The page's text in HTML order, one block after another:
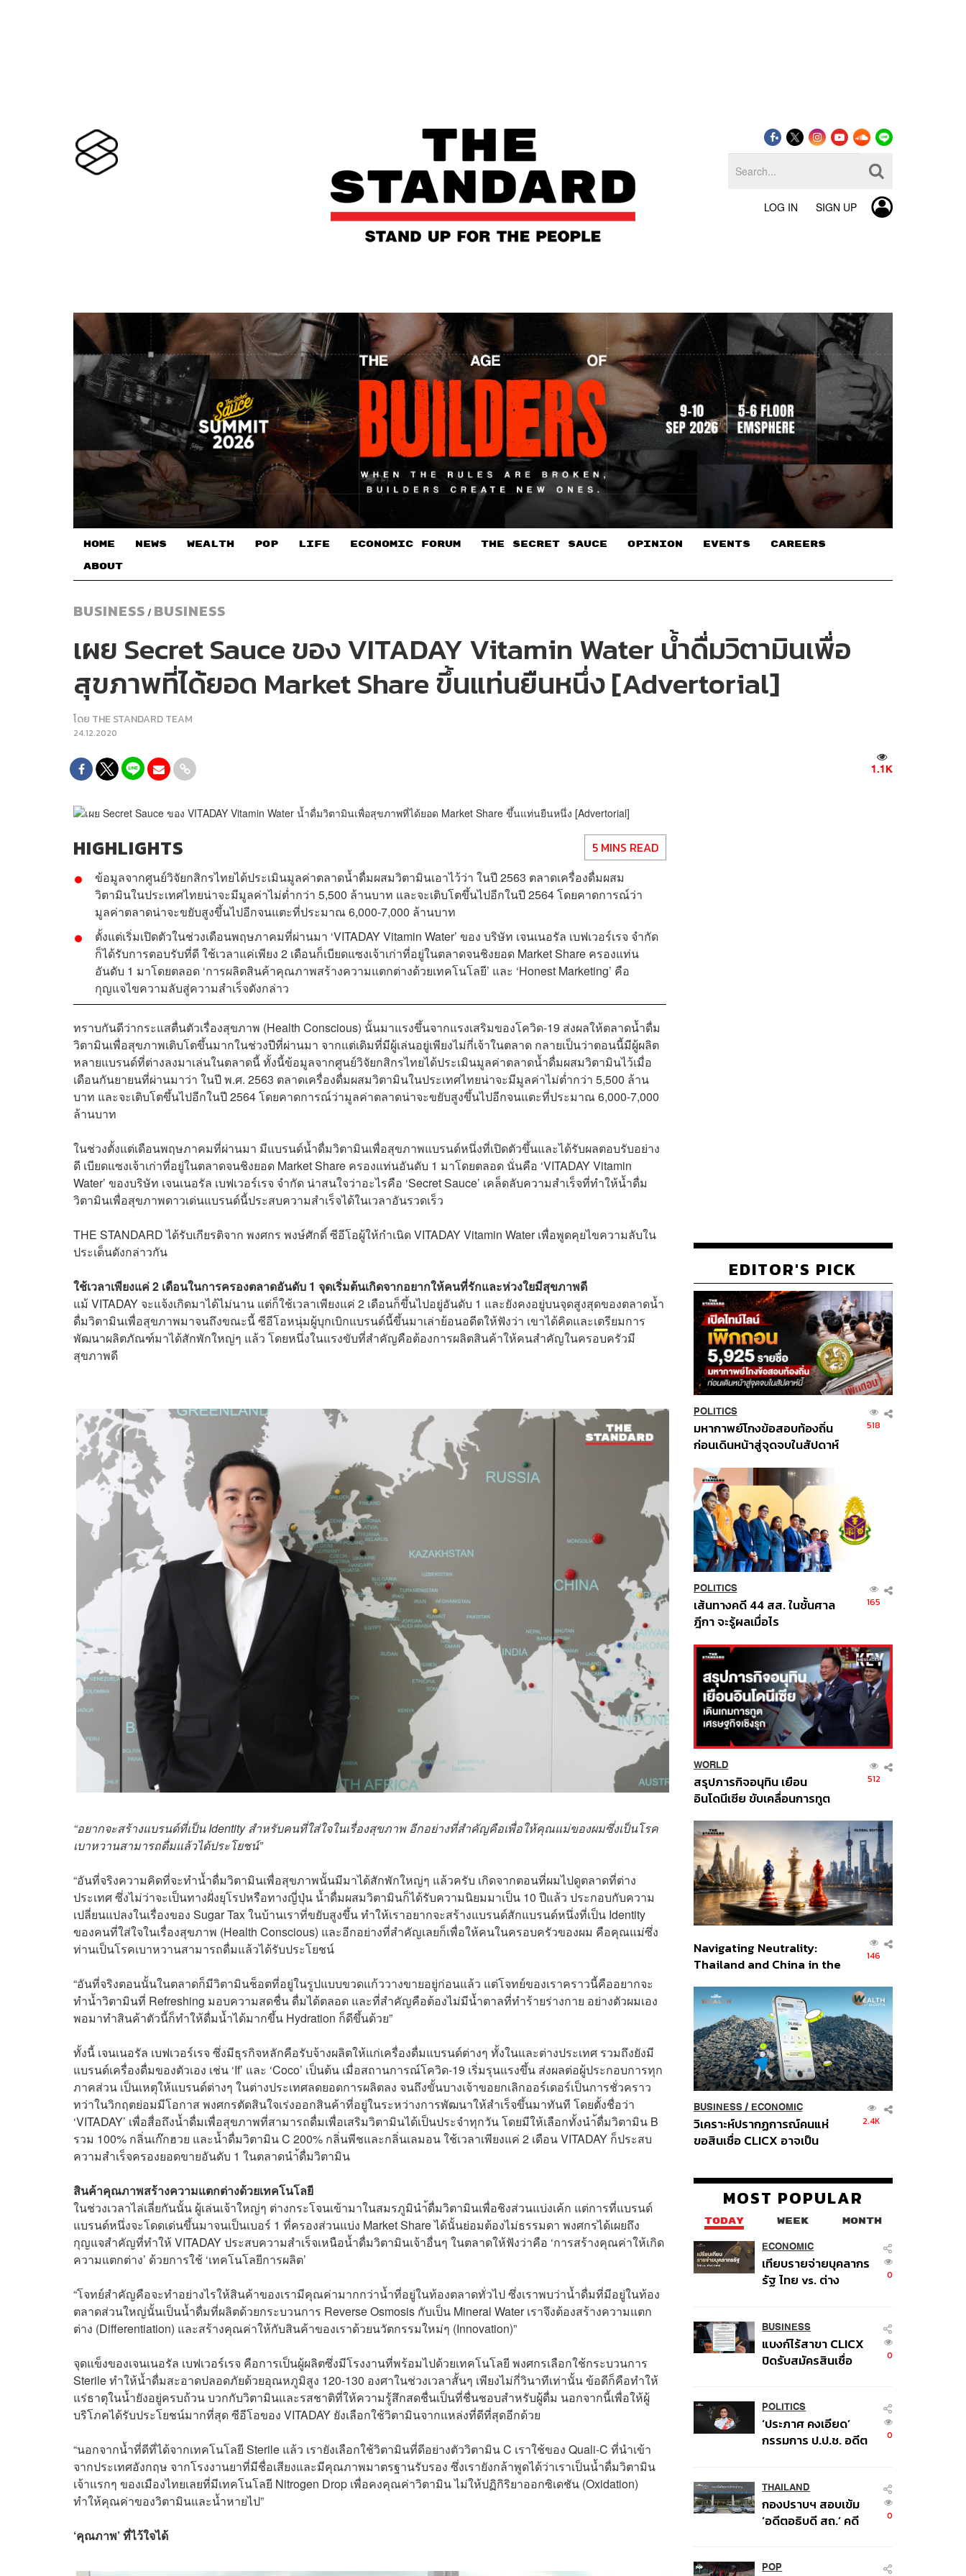
LOG IN SIGN UP
HOME NEWS WEALTH POP LIFE ECONOMIC FORUM THE SECRET SAUCE​ OPINION EVENTS CAREERS
ABOUT
BUSINESS / BUSINESS
เผย Secret Sauce ของ VITADAY Vitamin Water น้ำดื่มวิตามินเพื่อ
สุขภาพที่ได้ยอด Market Share ขึ้นแท่นยืนหนึ่ง [Advertorial]
โดย THE STANDARD TEAM
24.12.2020
1.1K
HIGHLIGHTS 5 MINS READ
ข้อมูลจากศูนย์วิจัยกสิกรไทยได้ประเมินมูลค่าตลาดน้ำดื่มผสมวิตามินเอาไว้ว่า ในปี 2563 ตลาดเครื่องดื่มผสม
วิตามินในประเทศไทยน่าจะมีมูลค่าไม่ต่ำกว่า 5,500 ล้านบาท และจะเติบโตขึ้นไปอีกในปี 2564 โดยคาดการณ์ว่า
มูลค่าตลาดน่าจะขยับสูงขึ้นไปอีกจนแตะที่ประมาณ 6,000-7,000 ล้านบาท
ตั้งแต่เริ่มเปิดตัวในช่วงเดือนพฤษภาคมที่ผ่านมา ‘VITADAY Vitamin Water’ ของ บริษัท เจนเนอรัล เบฟเวอร์เรจ จำกัด
ก็ได้รับการตอบรับที่ดี ใช้เวลาแค่เพียง 2 เดือนก็เบียดแซงเจ้าเก่าที่อยู่ในตลาดจนชิงยอด Market Share ครองแท่น
อันดับ 1 มาโดยตลอด ‘การผลิตสินค้าคุณภาพสร้างความแตกต่างด้วยเทคโนโลยี’ และ ‘Honest Marketing’ คือ
กุญแจไขความลับสู่ความสำเร็จดังกล่าว
ทราบกันดีว่ากระแสตื่นตัวเรื่องสุขภาพ (Health Conscious) นั้นมาแรงขึ้นจากแรงเสริมของโควิด-19 ส่งผลให้ตลาดน้ำดื่ม
วิตามินเพื่อสุขภาพเติบโตขึ้นมากในช่วงปีที่ผ่านมา จากแต่เดิมที่มีผู้เล่นอยู่เพียงไม่กี่เจ้าในตลาด กลายเป็นว่าตอนนี้มีผู้ผลิต
หลายแบรนด์ที่ต่างลงมาเล่นในตลาดนี้ ทั้งนี้ข้อมูลจากศูนย์วิจัยกสิกรไทยได้ประเมินมูลค่าตลาดน้ำดื่มผสมวิตามินไว้เมื่อ
เดือนกันยายนที่ผ่านมาว่า ในปี พ.ศ. 2563 ตลาดเครื่องดื่มผสมวิตามินในประเทศไทยน่าจะมีมูลค่าไม่ต่ำกว่า 5,500 ล้าน
บาท และจะเติบโตขึ้นไปอีกในปี 2564 โดยคาดการณ์ว่ามูลค่าตลาดน่าจะขยับสูงขึ้นไปอีกจนแตะที่ประมาณ 6,000-7,000
ล้านบาท
ในช่วงตั้งแต่เดือนพฤษภาคมที่ผ่านมา มีแบรนด์น้ำดื่มวิตามินเพื่อสุขภาพแบรนด์หนึ่งที่เปิดตัวขึ้นและได้รับผลตอบรับอย่าง
ดี เบียดแซงเจ้าเก่าที่อยู่ในตลาดจนชิงยอด Market Share ครองแท่นอันดับ 1 มาโดยตลอด นั่นคือ ‘VITADAY Vitamin
Water’ ของบริษัท เจนเนอรัล เบฟเวอร์เรจ จำกัด น่าสนใจว่าอะไรคือ ‘Secret Sauce’ เคล็ดลับความสำเร็จที่ทำให้น้ำดื่ม
วิตามินเพื่อสุขภาพดาวเด่นแบรนด์นี้ประสบความสำเร็จได้ในเวลาอันรวดเร็ว
THE STANDARD ได้รับเกียรติจาก พงศกร พงษ์ศักดิ์ ซีอีโอผู้ให้กำเนิด VITADAY Vitamin Water เพื่อพูดคุยไขความลับใน
ประเด็นดังกล่าวกัน
ใช้เวลาเพียงแค่ 2 เดือนในการครองตลาดอันดับ 1 จุดเริ่มต้นเกิดจากอยากให้คนที่รักและห่วงใยมีสุขภาพดี
แม้VITADAY จะแจ้งเกิดมาได้ไม่นาน แต่ก็ใช้เวลาเพียงแค่ 2 เดือนก็ขึ้นไปอยู่อันดับ 1 และยังคงอยู่บนจุดสูงสุดของตลาดน้ำ
ดื่มวิตามินเพื่อสุขภาพมาจนถึงขณะนี้ ซีอีโอหนุ่มผู้บุกเบิกแบรนด์นี้ขึ้นมาเล่าย้อนอดีตให้ฟังว่า เขาได้คิดและเตรียมการ
พัฒนาผลิตภัณฑ์มาได้สักพักใหญ่ๆ แล้ว โดยหนึ่งในแรงขับที่สำคัญคือต้องการผลิตสินค้าให้คนสำคัญในครอบครัวมี
สุขภาพดี
“อยากจะสร้างแบรนด์ที่เป็น Identity สำหรับคนที่ใส่ใจในเรื่องสุขภาพ อีกอย่างที่สำคัญคือเพื่อให้คุณแม่ของผมซึ่งเป็นโรค
เบาหวานสามารถดื่มแล้วได้ประโยชน์”
“อันที่จริงความคิดที่จะทำน้ำดื่มวิตามินเพื่อสุขภาพนั้นมีมาได้สักพักใหญ่ๆ แล้วครับ เกิดจากตอนที่ผมไปดูตลาดที่ต่าง
ประเทศ ซึ่งไม่ว่าจะเป็นทางฝั่งยุโรปหรือทางญี่ปุ่น น้ำดื่มผสมวิตามินก็ได้รับความนิยมมาเป็น 10 ปีแล้ว ประกอบกับความ
เปลี่ยนแปลงในเรื่องของ Sugar Tax ในบ้านเราที่ขยับสูงขึ้น ทำให้เราอยากจะสร้างแบรนด์สักแบรนด์หนึ่งที่เป็น Identity
ของคนที่ใส่ใจในเรื่องสุขภาพ (Health Conscious) และอีกอย่างที่สำคัญเลยก็เพื่อให้คนในครอบครัวของผม คือคุณแม่ซึ่ง
ท่านเป็นโรคเบาหวานสามารถดื่มแล้วได้รับประโยชน์
“อันที่จริงตอนนั้นในตลาดก็มีวิตามินช็อตที่อยู่ในรูปแบบขวดแก้ววางขายอยู่ก่อนแล้ว แต่โจทย์ของเราคราวนี้คืออยากจะ
ทำน้ำวิตามินที่ Refreshing มอบความสดชื่น ดื่มได้ตลอด และที่สำคัญคือต้องไม่มีน้ำตาลที่ทำร้ายร่างกาย อย่างตัวผมเอง
พอมาทำสินค้าตัวนี้ก็ทำให้ดื่มน้ำได้มากขึ้น Hydration ก็ดีขึ้นด้วย”
ทั้งนี้ เจนเนอรัล เบฟเวอร์เรจ ซึ่งมีธุรกิจหลักคือรับจ้างผลิตให้แก่เครื่องดื่มแบรนด์ต่างๆ ทั้งในและต่างประเทศ รวมถึงยังมี
แบรนด์เครื่องดื่มของตัวเอง เช่น ‘If’ และ ‘Coco’ เป็นต้น เมื่อสถานการณ์โควิด-19 เริ่มรุนแรงขึ้น ส่งผลต่อผู้ประกอบการทุก
ภาคส่วน เป็นเหตุให้แบรนด์ต่างๆ ในต่างประเทศลดยอดการผลิตลง จนถึงขั้นบางเจ้าขอยกเลิกออร์เดอร์เป็นการชั่วคราว
ทว่าในวิกฤตย่อมมีโอกาส พงศกรตัดสินใจเร่งออกสินค้าที่อยู่ในระหว่างการพัฒนาให้สำเร็จขึ้นมาทันที โดยตั้งชื่อว่า
‘VITADAY’ เพื่อสื่อถึงน้ำดื่มเพื่อสุขภาพที่สามารถดื่มเพื่อเสริมวิตามินได้เป็นประจำทุกวัน โดยมีให้เลือกทั้งนำ้ดื่มวิตามิน B
รวม 100% กลิ่นเก๊กฮวย และน้ำดื่มวิตามิน C 200% กลิ่นพีชและกลิ่นเลมอน ใช้เวลาเพียงแค่ 2 เดือน VITADAY ก็ประสบ
ความสำเร็จครองยอดขายอันดับ 1 ในตลาดนำ้ดื่มวิตามิน
สินค้าคุณภาพสร้างความแตกต่างด้วยเทคโนโลยี
ในช่วงเวลาไล่เลี่ยกันนั้น ผู้เล่นเจ้าใหญ่ๆ ต่างกระโจนเข้ามาในสมรภูมินำ้ดื่มวิตามินเพื่อชิงส่วนแบ่งเค้ก แต่การที่แบรนด์
แบรนด์หนึ่งจะโดดเด่นขึ้นมาจนเป็นเบอร์ 1 ที่ครองส่วนแบ่ง Market Share ได้นั้นย่อมต้องไม่ธรรมดา พงศกรได้เผยถึง
กุญแจสำคัญที่ทำให้ VITADAY ประสบความสำเร็จเหนือน้ำดื่มวิตามินเจ้าอื่นๆ ในตลาดให้ฟังว่าคือ ‘การสร้างคุณค่าให้เกิด
ความแตกต่าง’ ด้วยการใช้ ‘เทคโนโลยีการผลิต’
“โจทย์สำคัญคือจะทำอย่างไรให้สินค้าของเรามีคุณค่ามากกว่าน้ำที่อยู่ในท้องตลาดทั่วไป ซึ่งเราพบว่าน้ำดื่มที่มีอยู่ในท้อง
ตลาดส่วนใหญ่นั้นเป็นน้ำดื่มที่ผลิตด้วยกระบวนการ Reverse Osmosis กับเป็น Mineral Water เราจึงต้องสร้างความแตก
ต่าง (Differentiation) และสร้างคุณค่าให้กับสินค้าของเราด้วยนวัตกรรมใหม่ๆ (Innovation)”
จุดแข็งของเจนเนอรัล เบฟเวอร์เรจ คือการเป็นผู้ผลิตซึ่งมีโรงงานที่พร้อมไปด้วยเทคโนโลยี พงศกรเลือกใช้กระบวนการ
Sterile ทำให้น้ำดื่มสะอาดปลอดภัยด้วยอุณหภูมิสูง 120-130 องศาในช่วงเวลาสั้นๆ เพียงไม่กี่วินาทีเท่านั้น ข้อดีก็คือทำให้
แร่ธาตุในน้ำยังอยู่ครบถ้วน บวกกับวิตามินและรสชาติที่ให้ความรู้สึกสดชื่นเป็นที่ชื่นชอบสำหรับผู้ดื่ม นอกจากนี้เพื่อให้ผู้
บริโภคได้รับประโยชน์มากที่สุด ซีอีโอของ VITADAY ยังเลือกใช้วิตามินจากแหล่งที่ดีที่สุดอีกด้วย
“นอกจากน้ำที่ดีที่ได้จากเทคโนโลยี Sterile แล้ว เรายังเลือกใช้วิตามินที่ดีอย่างตัววิตามิน C เราใช้ของ Quali-C ที่นำเข้า
จากประเทศอังกฤษ จากโรงงานยาที่มีชื่อเสียงและมีคุณภาพมาตรฐานรับรอง ซึ่งเรายังกล้าพูดได้ว่าเราเป็นน้ำดื่มวิตามิน
เจ้าแรกๆ ของเมืองไทยเลยที่มีเทคโนโลยี Nitrogen Drop เพื่อคงคุณค่าวิตามิน ไม่ให้ปฏิกิริยาออกซิเดชัน (Oxidation)
ทำให้คุณค่าของวิตามินและน้ำหายไป”
‘คุณภาพ’ ที่ไว้ใจได้
EDITOR'S PICK
POLITICS
มหากาพย์โกงข้อสอบท้องถิ่น
ก่อนเดินหน้าสู่จุดจบในสัปดาห์
518
POLITICS
เส้นทางคดี 44 สส. ในชั้นศาล
ฎีกา จะรู้ผลเมื่อไร
165
WORLD
สรุปภารกิจอนุทิน เยือน
อินโดนีเซีย ขับเคลื่อนการทูต
ส่วนยุทธศาสตร์ไทย –
อินโดนีเซีย
512
Navigating Neutrality:
Thailand and China in the
Order
146
BUSINESS/ ECONOMIC
วิเคราะห์ปรากฏการณ์คนแห่
ขอสินเชื่อ CLICX อาจเป็น
ปัญหาหนี้ครัวเรือนไทยที่ถูกซุก
2.4K
MOST POPULAR
TODAY WEEK MONTH
ECONOMIC
เทียบรายจ่ายบุคลากร
รัฐ ไทย vs. ต่าง
ไปกับข้าราชการเฉียด
40 บาท
0
BUSINESS
แบงก์ไร้สาขา CLICX
ปิดรับสมัครสินเชื่อ
เงินผิดวัตถุประสงค์-ให้
ข้อมูลเท็จ เตรียม
ดำเนินคดีเด็ดขาด
0
POLITICS
‘ประภาศ คงเอียด’
กรรมการ ป.ป.ช. อดีต
0
THAILAND
กองปราบฯ สอบเข้ม
‘อดีตอธิบดี สถ.’ คดี
ป.ป.ช. 12 ส.ค. นี้
0
POP